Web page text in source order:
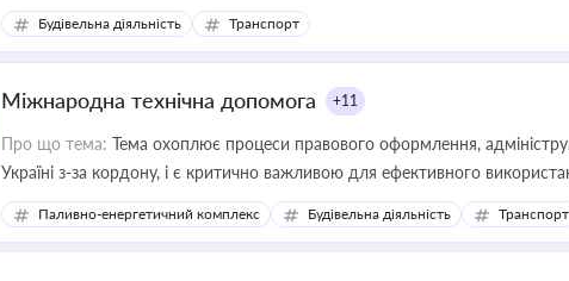
Будівельна діяльність Транспорт
Міжнародна технічна допомога +11
Про що тема: Тема охоплює процеси правового оформлення,
Україні з-за кордону, і є критично важливою для ефективного
інфраструктурних проєктів
Паливно-енергетичний комплекс Будівельна діяльність Транспорт